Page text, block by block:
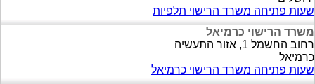
שעות פתיחה משרד הרישוי תלפיות
משרד הרישוי כרמיאל
רחוב החשמל 1, אזור התעשיה
כרמיאל
שעות פתיחה משרד הרישוי כרמיאל